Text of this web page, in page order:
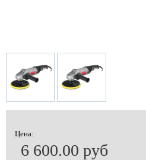
Цена:
6 600.00 руб